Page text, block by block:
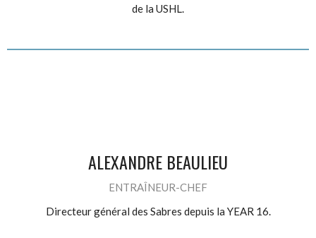
de la USHL.
ALEXANDRE BEAULIEU
ENTRAÎNEUR-CHEF
Directeur général des Sabres depuis la YEAR 16.